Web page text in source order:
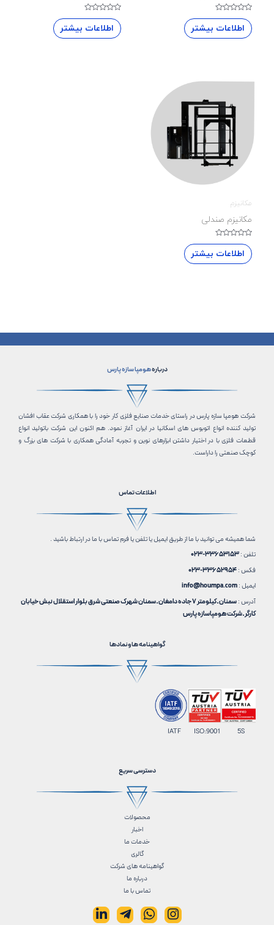
نمره
0
از
5
اطلاعات بیشتر
نمره
0
از
5
اطلاعات بیشتر
مکانیزم
مکانیزم صندلی
نمره
0
از
5
اطلاعات بیشتر
دربارههومپا سازه پارس
شرکت هومپا سازه پارس در راستای خدمات صنایع فلزی کار خود را با همکاری شرکت عقاب افشان
تولید کننده انواع اتوبوس های اسکانیا در ایران آغاز نمود. هم اکنون این شرکت باتولید انواع
قطعات فلزی با در اختیار داشتن ابزارهای نوین و تجربه آمادگی همکاری با شرکت های بزرگ و
کوچک صنعتی را داراست.
اطلاعات تماس
شما همیشه می توانید با ما از طریق ایمیل یا تلفن یا فرم تماس با ما در ارتباط باشید .
تلفن :33653153-023
فکس :33652954-023
ایمیل :info@houmpa.com
آدرس :
سمنان ـ کیلومتر 7 جاده دامغان ـ سمنان شهرک صنعتی شرق بلوار استقلال نبش خیابان
کارگر ـ شرکت هومپاسازه پارس
گواهینامه ها ونمادها
دسترسی سریع
محصولات
اخبار
خدمات ما
گالری
گواهینامه های شرکت
درباره ما
تماس با ما